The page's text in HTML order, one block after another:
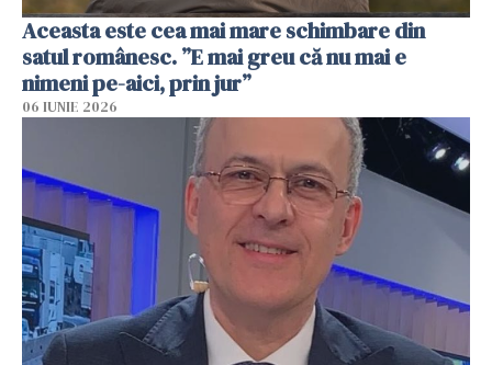
Aceasta este cea mai mare schimbare din
satul românesc. ”E mai greu că nu mai e
nimeni pe-aici, prin jur”
06 IUNIE 2026